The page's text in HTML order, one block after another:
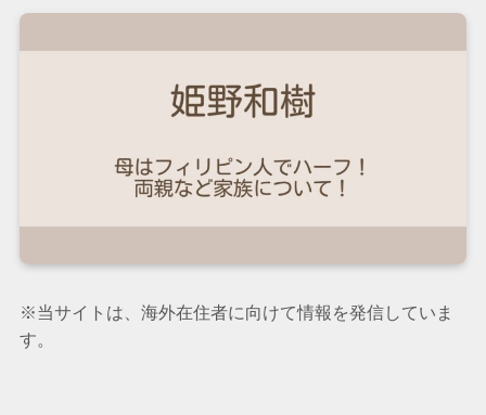
※当サイトは、海外在住者に向けて情報を発信していま
す。